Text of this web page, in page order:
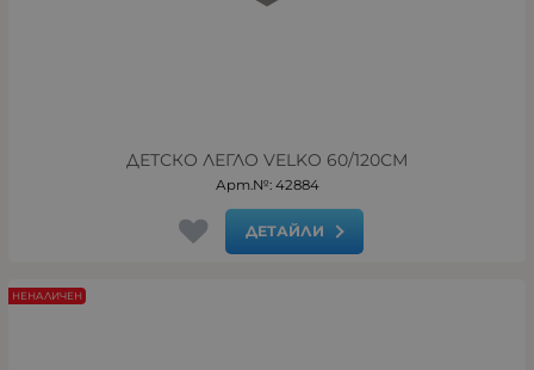
ДЕТСКО ЛЕГЛО VELKO 60/120СМ
Арт.№: 42884
ДЕТАЙЛИ
НЕНАЛИЧЕН